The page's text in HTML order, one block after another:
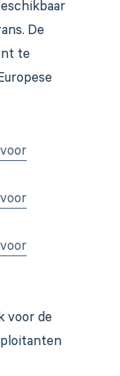
De
te
voor de